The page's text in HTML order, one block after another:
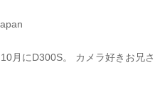
月にD300S。 カメラ好きお兄さ